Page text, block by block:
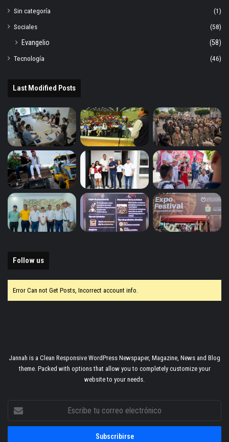
Sin categoría
(1)
Sociales
(58)
Evangelio
(58)
Tecnología
(46)
Last Modified Posts
Follow us
Error Can not Get Posts, Incorrect account info.
Jannah is a Clean Responsive WordPress Newspaper, Magazine, News and Blog
theme. Packed with options that allow you to completely customize your
website to your needs.
correo